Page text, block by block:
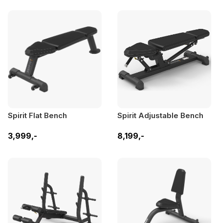
Spirit Flat Bench
3,999,-
Spirit Adjustable Bench
8,199,-